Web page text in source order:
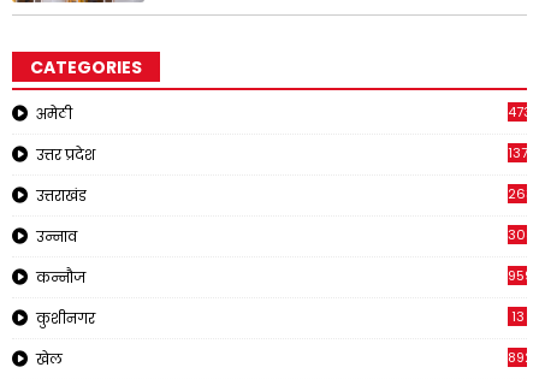
CATEGORIES
अमेठी
उत्तर प्रदेश 1371
उत्तराखंड
उन्नाव 308
कन्नौज 959
कुशीनगर 13
खेल 892